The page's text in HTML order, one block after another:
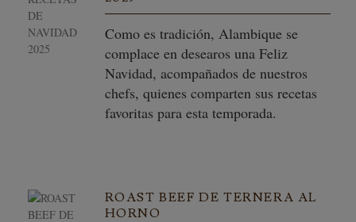
Como es tradición, Alambique se
complace en desearos una Feliz
Navidad, acompañados de nuestros
chefs, quienes comparten sus recetas
favoritas para esta temporada.
ROAST BEEF DE TERNERA AL
HORNO